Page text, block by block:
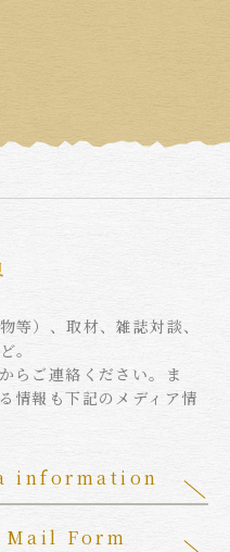
等）、取材、雑誌対談、
。
らご連絡ください。ま
情報も下記のメディア情
Mail Form
information